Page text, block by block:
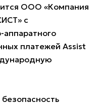
ООО «Компания
с
платежей Assist